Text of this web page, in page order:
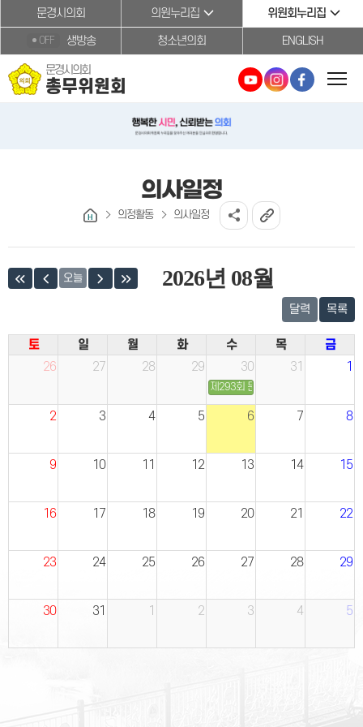
본문바로가기문경시의회 의원누리집 위원회누리집
OFF 생방송 청소년의회 ENGLISH
문경시의회
총무위원회
의사일정
의정활동 의사일정
오늘 2026년 08월
달력 목록
토 일 월 화 수 목
금
26
27 28 29 30 31 1
제293회 문경시의회(임시회) 제1차 총
2 3 4 5 6 7 8
9 10 11 12 13 14 15
16 17 18 19 20 21 22
23 24 25 26 27 28 29
30 31 1 2 3 4 5